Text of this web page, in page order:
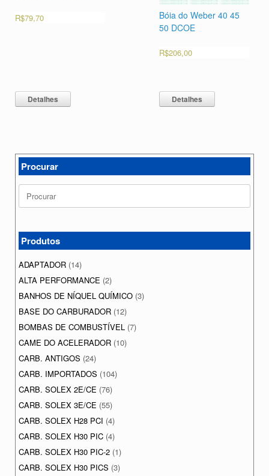
R$79,70
Detalhes
Bóia do Weber 40 45
50 DCOE
R$206,00
Detalhes
Procurar
for:
Produtos
ADAPTADOR (14)
ALTA PERFORMANCE (2)
BANHOS DE NÍQUEL QUÍMICO (3)
BASE DO CARBURADOR (12)
BOMBAS DE COMBUSTÍVEL (7)
CAME DO ACELERADOR (10)
CARB. ANTIGOS (24)
CARB. IMPORTADOS (104)
CARB. SOLEX 2E/CE (76)
CARB. SOLEX 3E/CE (55)
CARB. SOLEX H28 PCI (4)
CARB. SOLEX H30 PIC (4)
CARB. SOLEX H30 PIC-2 (1)
CARB. SOLEX H30 PICS (3)